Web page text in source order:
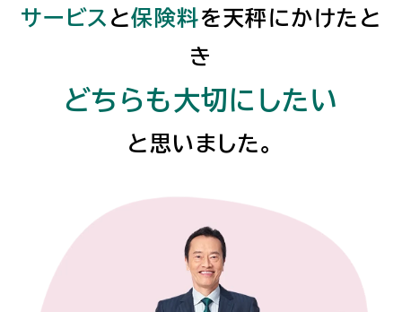
サービス と保険料を天秤にかけたと
き
どちらも大切にしたい
と思いました。